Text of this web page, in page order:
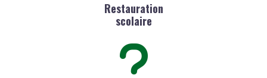
Restauration
scolaire